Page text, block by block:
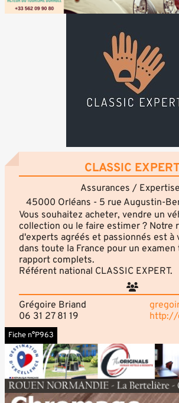
CLASSIC
Assurances /
45000 Orléans - 5 rue Augustin-
Vous souhaitez acheter, vendre un
collection ou le faire estimer ? Notre
d'experts agréés et passionnés est à
dans toute la France pour un
rapport complets.
Référent national CLASSIC EXPERT.
Grégoire Briand
06 31 27 81 19
http://
Fiche n°P963